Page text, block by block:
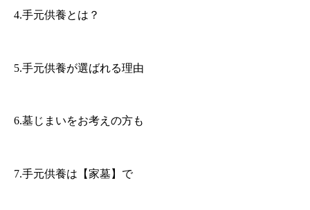
4.手元供養とは？
5.手元供養が選ばれる理由
6.墓じまいをお考えの方も
7.手元供養は【家墓】で